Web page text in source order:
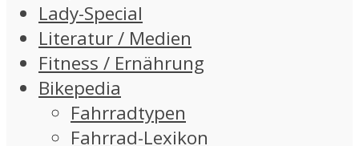
Lady-Special
Literatur / Medien
Fitness / Ernährung
Bikepedia
Fahrradtypen
Fahrrad-Lexikon